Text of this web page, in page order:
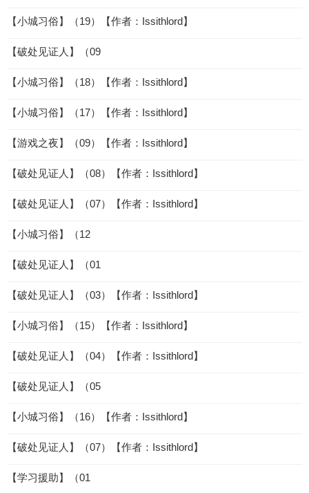
【小城习俗】（19）【作者：Issithlord】
【破处见证人】（09
【小城习俗】（18）【作者：Issithlord】
【小城习俗】（17）【作者：Issithlord】
【游戏之夜】（09）【作者：Issithlord】
【破处见证人】（08）【作者：Issithlord】
【破处见证人】（07）【作者：Issithlord】
【小城习俗】（12
【破处见证人】（01
【破处见证人】（03）【作者：Issithlord】
【小城习俗】（15）【作者：Issithlord】
【破处见证人】（04）【作者：Issithlord】
【破处见证人】（05
【小城习俗】（16）【作者：Issithlord】
【破处见证人】（07）【作者：Issithlord】
【学习援助】（01